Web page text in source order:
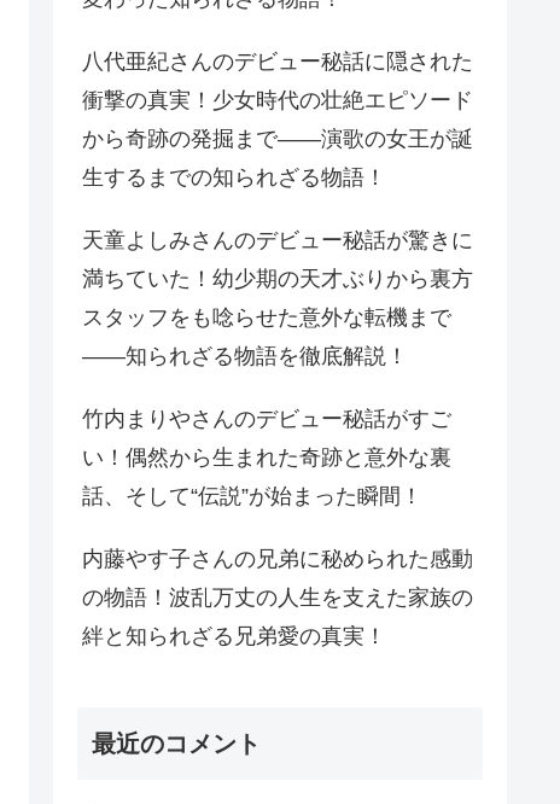
八代亜紀さんのデビュー秘話に隠された
衝撃の真実！少女時代の壮絶エピソード
から奇跡の発掘まで——演歌の女王が誕
生するまでの知られざる物語！
天童よしみさんのデビュー秘話が驚きに
満ちていた！幼少期の天才ぶりから裏方
スタッフをも唸らせた意外な転機まで
——知られざる物語を徹底解説！
竹内まりやさんのデビュー秘話がすご
い！偶然から生まれた奇跡と意外な裏
話、そして“伝説”が始まった瞬間！
内藤やす子さんの兄弟に秘められた感動
の物語！波乱万丈の人生を支えた家族の
絆と知られざる兄弟愛の真実！
最近のコメント